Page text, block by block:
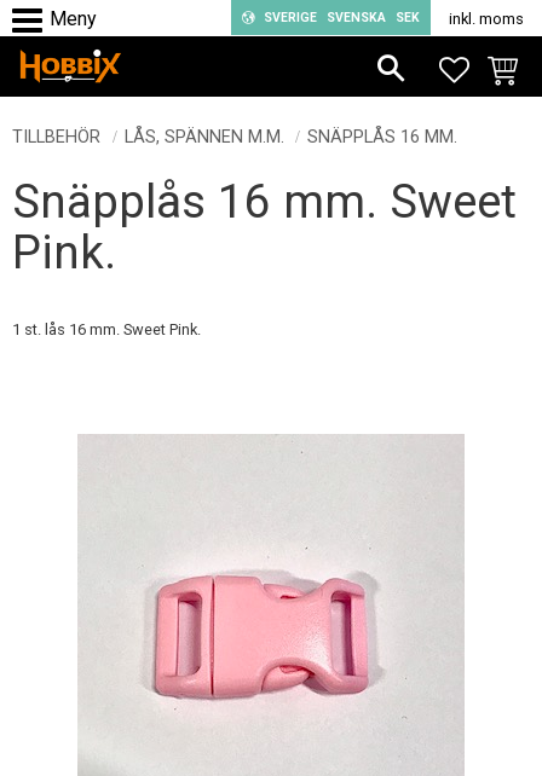
Meny
SVERIGE SVENSKA SEK inkl. moms
TILLBEHÖR LÅS, SPÄNNEN M.M. SNÄPPLÅS 16 MM.
Snäpplås 16 mm. Sweet
Pink.
1 st. lås 16 mm. Sweet Pink.